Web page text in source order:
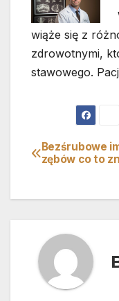
wiąże się z
zdrowotnymi,
stawowego.
Bezśrubowe
zębów co to